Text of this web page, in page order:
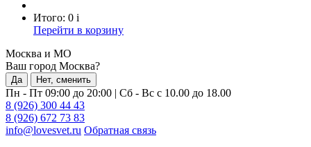
Итого: 0 i
Перейти в корзину
Москва и МО
Ваш город Москва?
Да Нет, сменить
Пн - Пт 09:00 до 20:00 | Сб - Вс с 10.00 до 18.00
8 (926) 300 44 43
8 (926) 672 73 83
info@lovesvet.ru Обратная связь